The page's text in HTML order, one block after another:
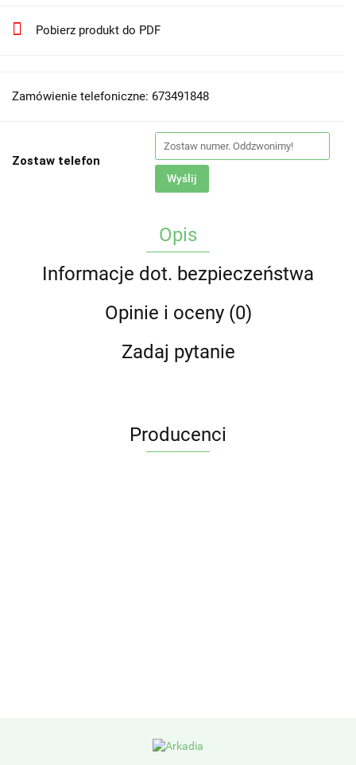
Pobierz produkt do PDF
Zamówienie telefoniczne: 673491848
Zostaw telefon
Wyślij
Opis
Informacje dot. bezpieczeństwa
Opinie i oceny (0)
Zadaj pytanie
Producenci